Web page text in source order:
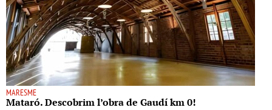
MARESME
Mataró. Descobrim l’obra de Gaudí km 0!